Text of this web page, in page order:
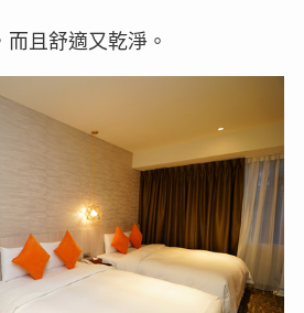
且舒適又乾淨。